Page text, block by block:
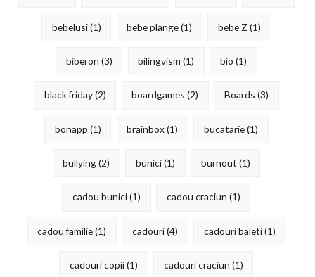
bebelusi(1) bebe plange(1) bebe Z (1)
biberon (3) bilingvism (1) bio (1)
black friday(2) boardgames (2) Boards (3)
bonapp (1) brainbox(1) bucatarie(1)
bullying(2) bunici(1) burnout (1)
cadou bunici(1) cadou craciun (1)
cadou familie(1) cadouri(4) cadouri baieti(1)
cadouri copii(1) cadouri craciun (1)